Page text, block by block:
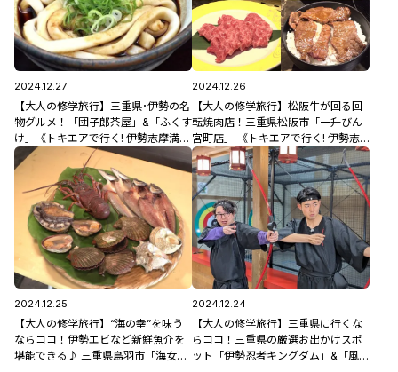
2024.12.27
【大人の修学旅行】三重県･伊勢の名
物グルメ！「団子郎茶屋」&「ふくす
け」《トキエアで行く! 伊勢志摩満喫
ツアー》
2024.12.26
【大人の修学旅行】松阪牛が回る回
転焼肉店！三重県松阪市「一升びん
宮町店」 《トキエアで行く! 伊勢志
摩満喫ツアー》
2024.12.25
【大人の修学旅行】“海の幸”を味う
ならココ！伊勢エビなど新鮮魚介を
堪能できる♪ 三重県鳥羽市「海女小
2024.12.24
【大人の修学旅行】三重県に行くな
らココ！三重県の厳選お出かけスポ
ット「伊勢忍者キングダム」&「風待